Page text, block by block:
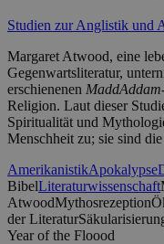
Studien zur Anglistik und
Margaret Atwood, eine
Gegenwartsliteratur,
erschienenen MaddAddam
Religion. Laut dieser
Spiritualität und
Menschheit zu; sie sind
AmerikanistikApokalypse
BibelLiteraturwissenschaft
AtwoodMythosrezeption
der Literatur
Year of the Floood